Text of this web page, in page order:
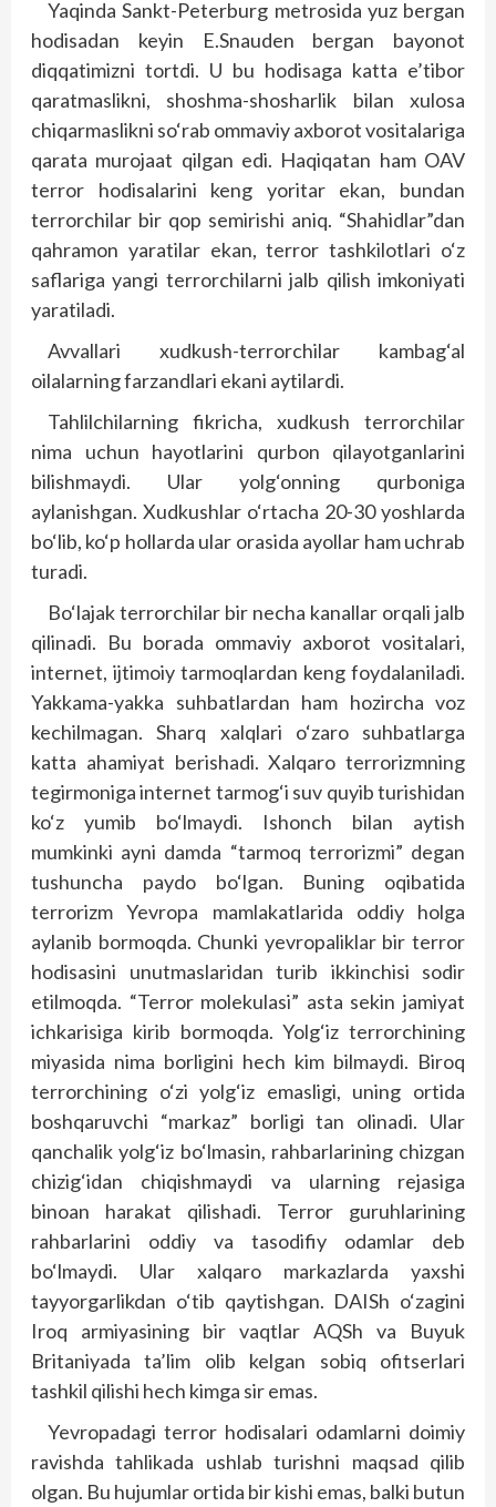
Yaqinda Sankt-Peterburg metrosida yuz bergan
hodisadan keyin E.Snauden bergan bayonot
diqqatimizni tortdi. U bu hodisaga katta e’tibor
qaratmaslikni, shoshma-shosharlik bilan xulosa
chiqarmaslikni so‘rab ommaviy axborot vositalariga
qarata murojaat qilgan edi. Haqiqatan ham OAV
terror hodisalarini keng yoritar ekan, bundan
terrorchilar bir qop semirishi aniq. “Shahidlar”dan
qahramon yaratilar ekan, terror tashkilotlari o‘z
saflariga yangi terrorchilarni jalb qilish imkoniyati
yaratiladi.
Avvallari xudkush-terrorchilar kambag‘al
oilalarning farzandlari ekani aytilardi.
Tahlilchilarning fikricha, xudkush terrorchilar
nima uchun hayotlarini qurbon qilayotganlarini
bilishmaydi. Ular yolg‘onning qurboniga
aylanishgan. Xudkushlar o‘rtacha 20-30 yoshlarda
bo‘lib, ko‘p hollarda ular orasida ayollar ham uchrab
turadi.
Bo‘lajak terrorchilar bir necha kanallar orqali jalb
qilinadi. Bu borada ommaviy axborot vositalari,
internet, ijtimoiy tarmoqlardan keng foydalaniladi.
Yakkama-yakka suhbatlardan ham hozircha voz
kechilmagan. Sharq xalqlari o‘zaro suhbatlarga
katta ahamiyat berishadi. Xalqaro terrorizmning
tegirmoniga internet tarmog‘i suv quyib turishidan
ko‘z yumib bo‘lmaydi. Ishonch bilan aytish
mumkinki ayni damda “tarmoq terrorizmi” degan
tushuncha paydo bo‘lgan. Buning oqibatida
terrorizm Yevropa mamlakatlarida oddiy holga
aylanib bormoqda. Chunki yevropaliklar bir terror
hodisasini unutmaslaridan turib ikkinchisi sodir
etilmoqda. “Terror molekulasi” asta sekin jamiyat
ichkarisiga kirib bormoqda. Yolg‘iz terrorchining
miyasida nima borligini hech kim bilmaydi. Biroq
terrorchining o‘zi yolg‘iz emasligi, uning ortida
boshqaruvchi “markaz” borligi tan olinadi. Ular
qanchalik yolg‘iz bo‘lmasin, rahbarlarining chizgan
chizig‘idan chiqishmaydi va ularning rejasiga
binoan harakat qilishadi. Terror guruhlarining
rahbarlarini oddiy va tasodifiy odamlar deb
bo‘lmaydi. Ular xalqaro markazlarda yaxshi
tayyorgarlikdan o‘tib qaytishgan. DAISh o‘zagini
Iroq armiyasining bir vaqtlar AQSh va Buyuk
Britaniyada ta’lim olib kelgan sobiq ofitserlari
tashkil qilishi hech kimga sir emas.
Yevropadagi terror hodisalari odamlarni doimiy
ravishda tahlikada ushlab turishni maqsad qilib
olgan. Bu hujumlar ortida bir kishi emas, balki butun